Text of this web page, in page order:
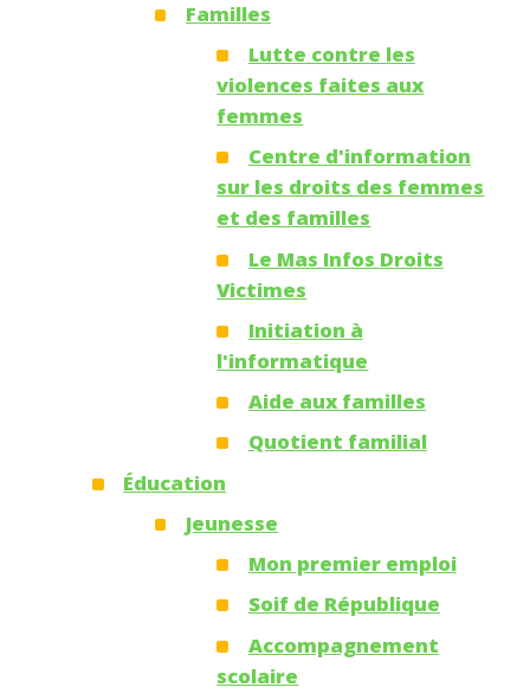
Familles
Lutte contre les
violences faites aux
femmes
Centre d'information
sur les droits des femmes
et des familles
Le Mas Infos Droits
Victimes
Initiation à
l'informatique
Aide aux familles
Quotient familial
Éducation
Jeunesse
Mon premier emploi
Soif de République
Accompagnement
scolaire